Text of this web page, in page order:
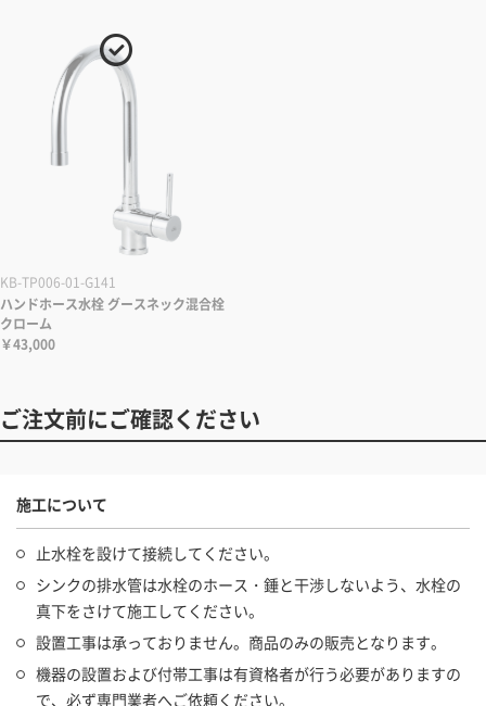
KB-TP006-01-G141
ハンドホース水栓 グースネック混合栓
クローム
￥43,000
ご注文前にご確認ください
施工について
止水栓を設けて接続してください。
シンクの排水管は水栓のホース・錘と干渉しないよう、水栓の
真下をさけて施工してください。
設置工事は承っておりません。商品のみの販売となります。
機器の設置および付帯工事は有資格者が行う必要がありますの
で、必ず専門業者へご依頼ください。